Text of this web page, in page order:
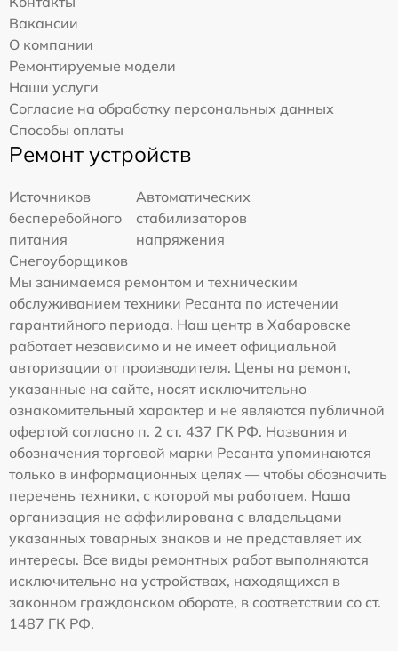
Вакансии
О компании
Ремонтируемые модели
Наши услуги
Согласие на обработку персональных данных
Способы оплаты
Ремонт устройств
Источников
бесперебойного
питания
Автоматических
стабилизаторов
напряжения
Снегоуборщиков
Мы занимаемся ремонтом и техническим
обслуживанием техники Ресанта по истечении
гарантийного периода. Наш центр в Хабаровске
работает независимо и не имеет официальной
авторизации от производителя. Цены на ремонт,
указанные на сайте, носят исключительно
ознакомительный характер и не являются публичной
офертой согласно п. 2 ст. 437 ГК РФ. Названия и
обозначения торговой марки Ресанта упоминаются
только в информационных целях — чтобы обозначить
перечень техники, с которой мы работаем. Наша
организация не аффилирована с владельцами
указанных товарных знаков и не представляет их
интересы. Все виды ремонтных работ выполняются
исключительно на устройствах, находящихся в
законном гражданском обороте, в соответствии со ст.
1487 ГК РФ.